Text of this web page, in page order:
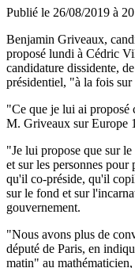
Publié le 26/08/2019 à
Benjamin Griveaux,
proposé lundi à Cédric
candidature dissidente,
présidentiel, "à la fois
"Ce que je lui ai proposé
M. Griveaux sur Europe
"Je lui propose que sur
et sur les personnes pour
qu'il co-préside, qu'il
sur le fond et sur
gouvernement.
"Nous avons plus de
député de Paris, en
matin" au